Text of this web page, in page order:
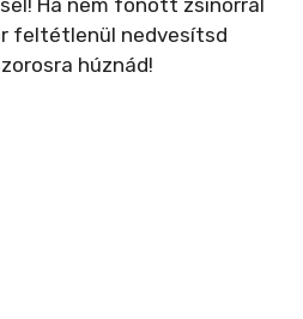
feltétlenül nedvesítsd
húznád!